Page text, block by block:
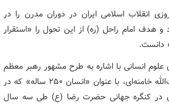
انقلاب اسلامی ایران در دوران مدرن را در
هدف امام راحل (ره) از این تحول را «استقرار
دانست.
انسانی با اشاره به طرح مشهور رهبر معظم
انقلاب اسلامی، حضرت آیت‌الله خامنه‌ای، با عنوان «انسان ۲۵۰ ساله» که در
در کنگره جهانی حضرت رضا (ع) طی سه سال